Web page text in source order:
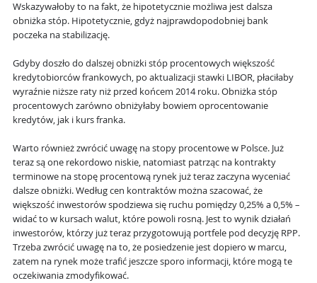
Wskazywałoby to na fakt, że hipotetycznie możliwa jest dalsza
obniżka stóp. Hipotetycznie, gdyż najprawdopodobniej bank
poczeka na stabilizację.
Gdyby doszło do dalszej obniżki stóp procentowych większość
kredytobiorców frankowych, po aktualizacji stawki LIBOR, płaciłaby
wyraźnie niższe raty niż przed końcem 2014 roku. Obniżka stóp
procentowych zarówno obniżyłaby bowiem oprocentowanie
kredytów, jak i kurs franka.
Warto również zwrócić uwagę na stopy procentowe w Polsce. Już
teraz są one rekordowo niskie, natomiast patrząc na kontrakty
terminowe na stopę procentową rynek już teraz zaczyna wyceniać
dalsze obniżki. Według cen kontraktów można szacować, że
większość inwestorów spodziewa się ruchu pomiędzy 0,25% a 0,5% –
widać to w kursach walut, które powoli rosną. Jest to wynik działań
inwestorów, którzy już teraz przygotowują portfele pod decyzję RPP.
Trzeba zwrócić uwagę na to, że posiedzenie jest dopiero w marcu,
zatem na rynek może trafić jeszcze sporo informacji, które mogą te
oczekiwania zmodyfikować.